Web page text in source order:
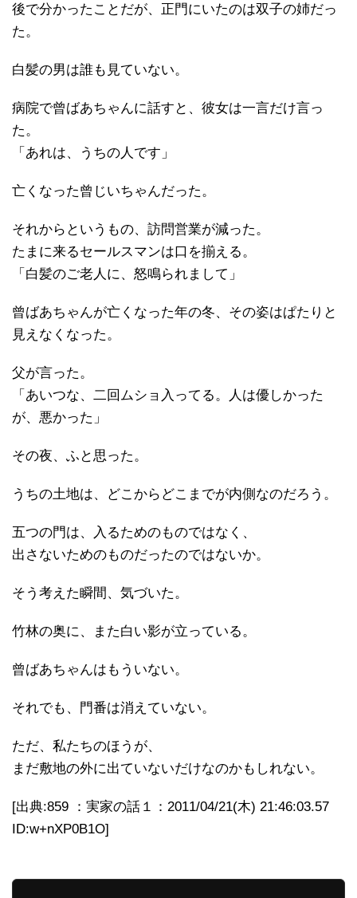
後で分かったことだが、正門にいたのは双子の姉だっ
た。
白髪の男は誰も見ていない。
病院で曾ばあちゃんに話すと、彼女は一言だけ言っ
た。
「あれは、うちの人です」
亡くなった曾じいちゃんだった。
それからというもの、訪問営業が減った。
たまに来るセールスマンは口を揃える。
「白髪のご老人に、怒鳴られまして」
曾ばあちゃんが亡くなった年の冬、その姿はぱたりと
見えなくなった。
父が言った。
「あいつな、二回ムショ入ってる。人は優しかった
が、悪かった」
その夜、ふと思った。
うちの土地は、どこからどこまでが内側なのだろう。
五つの門は、入るためのものではなく、
出さないためのものだったのではないか。
そう考えた瞬間、気づいた。
竹林の奥に、また白い影が立っている。
曾ばあちゃんはもういない。
それでも、門番は消えていない。
ただ、私たちのほうが、
まだ敷地の外に出ていないだけなのかもしれない。
[出典:859 ：実家の話１：2011/04/21(木) 21:46:03.57
ID:w+nXP0B1O]